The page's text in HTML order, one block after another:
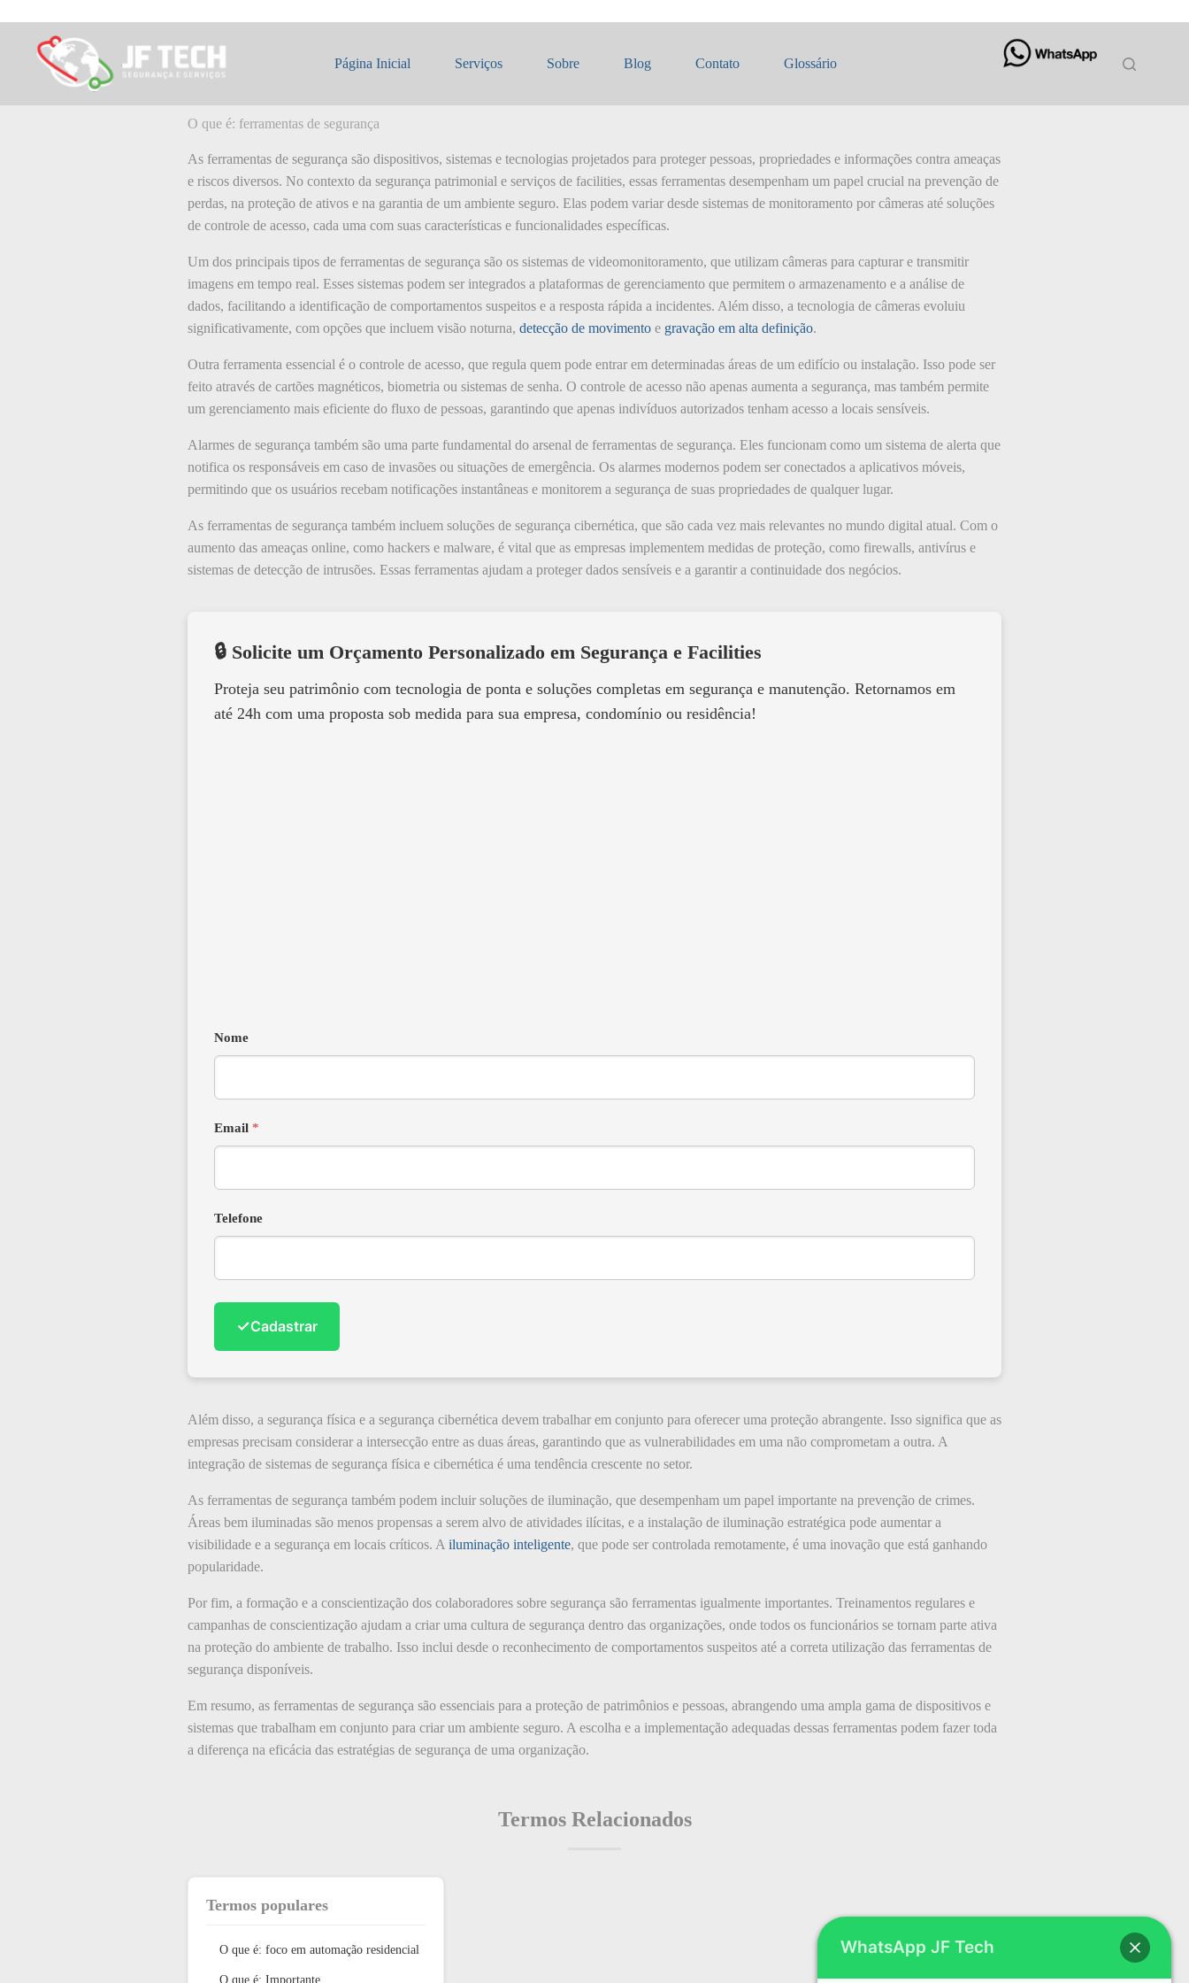
para
conteúdo
Página Inicial Serviços Sobre Blog Contato Glossário
O que é: ferramentas de segurança
O que é: ferramentas de segurança
As ferramentas de segurança são dispositivos, sistemas e tecnologias projetados para proteger pessoas, propriedades e informações contra ameaças
e riscos diversos. No contexto da segurança patrimonial e serviços de facilities, essas ferramentas desempenham um papel crucial na prevenção de
perdas, na proteção de ativos e na garantia de um ambiente seguro. Elas podem variar desde sistemas de monitoramento por câmeras até soluções
de controle de acesso, cada uma com suas características e funcionalidades específicas.
Um dos principais tipos de ferramentas de segurança são os sistemas de videomonitoramento, que utilizam câmeras para capturar e transmitir
imagens em tempo real. Esses sistemas podem ser integrados a plataformas de gerenciamento que permitem o armazenamento e a análise de
dados, facilitando a identificação de comportamentos suspeitos e a resposta rápida a incidentes. Além disso, a tecnologia de câmeras evoluiu
significativamente, com opções que incluem visão noturna, detecção de movimento e gravação em alta definição.
Outra ferramenta essencial é o controle de acesso, que regula quem pode entrar em determinadas áreas de um edifício ou instalação. Isso pode ser
feito através de cartões magnéticos, biometria ou sistemas de senha. O controle de acesso não apenas aumenta a segurança, mas também permite
um gerenciamento mais eficiente do fluxo de pessoas, garantindo que apenas indivíduos autorizados tenham acesso a locais sensíveis.
Alarmes de segurança também são uma parte fundamental do arsenal de ferramentas de segurança. Eles funcionam como um sistema de alerta que
notifica os responsáveis em caso de invasões ou situações de emergência. Os alarmes modernos podem ser conectados a aplicativos móveis,
permitindo que os usuários recebam notificações instantâneas e monitorem a segurança de suas propriedades de qualquer lugar.
As ferramentas de segurança também incluem soluções de segurança cibernética, que são cada vez mais relevantes no mundo digital atual. Com o
aumento das ameaças online, como hackers e malware, é vital que as empresas implementem medidas de proteção, como firewalls, antivírus e
sistemas de detecção de intrusões. Essas ferramentas ajudam a proteger dados sensíveis e a garantir a continuidade dos negócios.
🔒 Solicite um Orçamento Personalizado em Segurança e Facilities
Proteja seu patrimônio com tecnologia de ponta e soluções completas em segurança e manutenção. Retornamos em
até 24h com uma proposta sob medida para sua empresa, condomínio ou residência!
Nome
Email *
Telefone
✓Cadastrar
Além disso, a segurança física e a segurança cibernética devem trabalhar em conjunto para oferecer uma proteção abrangente. Isso significa que as
empresas precisam considerar a intersecção entre as duas áreas, garantindo que as vulnerabilidades em uma não comprometam a outra. A
integração de sistemas de segurança física e cibernética é uma tendência crescente no setor.
As ferramentas de segurança também podem incluir soluções de iluminação, que desempenham um papel importante na prevenção de crimes.
Áreas bem iluminadas são menos propensas a serem alvo de atividades ilícitas, e a instalação de iluminação estratégica pode aumentar a
visibilidade e a segurança em locais críticos. A iluminação inteligente, que pode ser controlada remotamente, é uma inovação que está ganhando
popularidade.
Por fim, a formação e a conscientização dos colaboradores sobre segurança são ferramentas igualmente importantes. Treinamentos regulares e
campanhas de conscientização ajudam a criar uma cultura de segurança dentro das organizações, onde todos os funcionários se tornam parte ativa
na proteção do ambiente de trabalho. Isso inclui desde o reconhecimento de comportamentos suspeitos até a correta utilização das ferramentas de
segurança disponíveis.
Em resumo, as ferramentas de segurança são essenciais para a proteção de patrimônios e pessoas, abrangendo uma ampla gama de dispositivos e
sistemas que trabalham em conjunto para criar um ambiente seguro. A escolha e a implementação adequadas dessas ferramentas podem fazer toda
a diferença na eficácia das estratégias de segurança de uma organização.
Termos Relacionados
Termos populares
O que é: foco em automação residencial
O que é: Importante
WhatsApp JF Tech